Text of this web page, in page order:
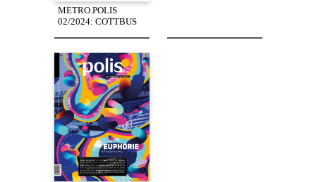
METRO.POLIS
02/2024: COTTBUS